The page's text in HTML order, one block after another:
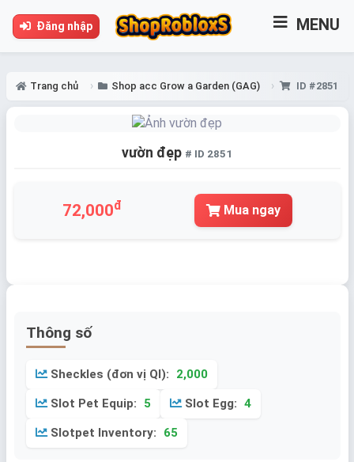
Đăng nhập MENU
Trang chủ Shop acc Grow a Garden (GAG) ID #2851
vườn đẹp # ID 2851
72,000đ Mua ngay
Thông số
Sheckles (đơn vị QI): 2,000
Slot Pet Equip: 5 Slot Egg: 4
Slotpet Inventory: 65